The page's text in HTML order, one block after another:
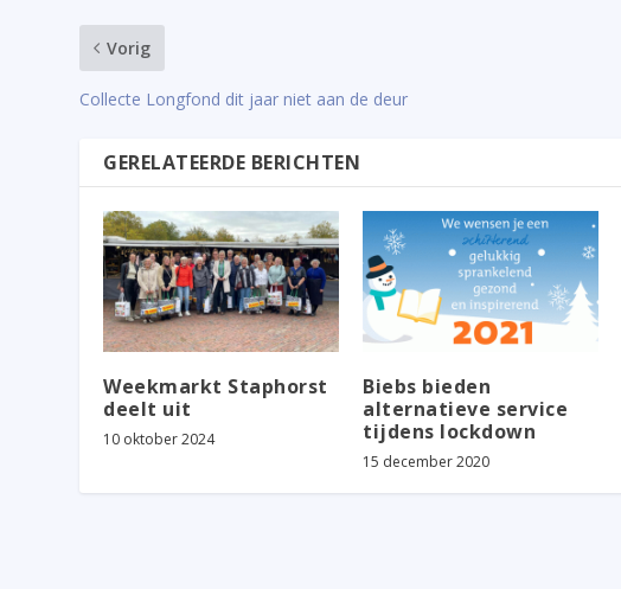
Vorig
Collecte Longfond dit jaar niet aan de deur
GERELATEERDE BERICHTEN
Weekmarkt Staphorst
deelt uit
10 oktober 2024
Biebs bieden
alternatieve service
tijdens lockdown
15 december 2020